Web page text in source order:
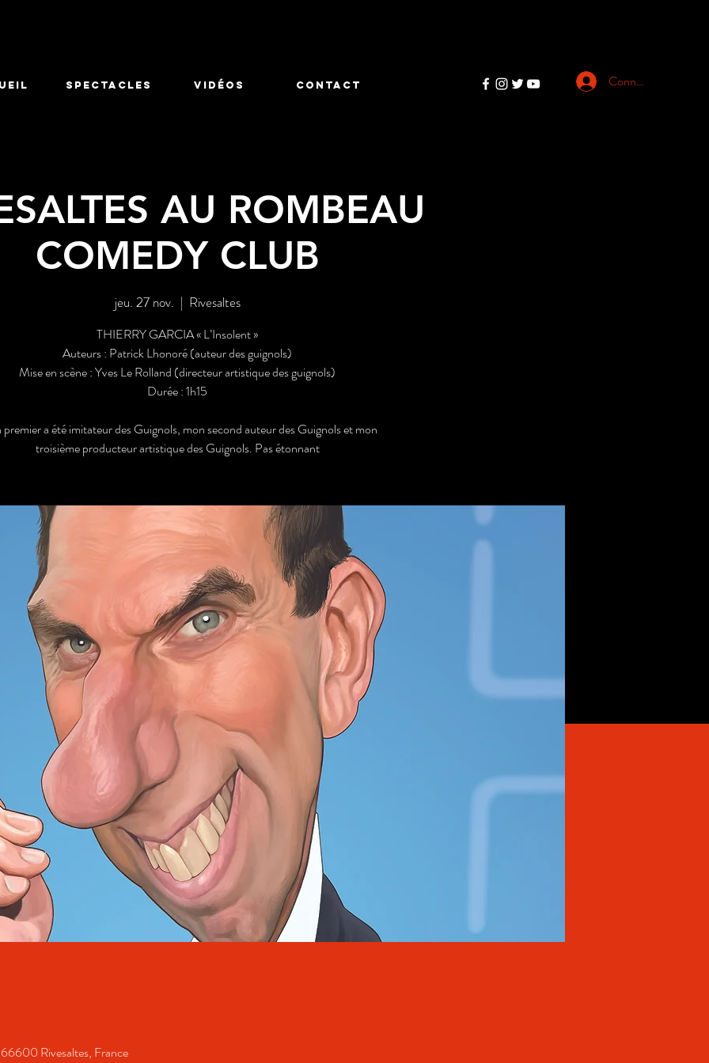
SPECTACLES Vidéos CONTACT Connexion
AU ROMBEAU
COMEDY CLUB
jeu. 27 nov.
  |
Rivesaltes
THIERRY GARCIA « L’Insolent »
Auteurs : Patrick Lhonoré (auteur des guignols)
Mise en scène : Yves Le Rolland (directeur artistique des guignols)
Durée : 1h15
a été imitateur des Guignols, mon second auteur des Guignols et mon
troisième producteur artistique des Guignols. Pas étonnant
Rivesaltes, France